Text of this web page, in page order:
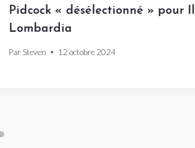
Pidcock « désélectionné » pour Il
Lombardia
Par Steven 12 octobre 2024